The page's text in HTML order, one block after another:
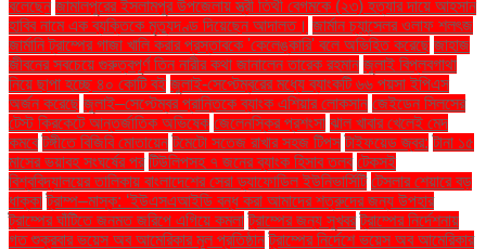
বলেছেন জামালপুরের ইসলামপুর উপজেলায় স্ত্রী তিথী বেগমকে (২৩) হত্যার দায়ে আহসান
হাবিব নামে এক ব্যক্তিকে মৃত্যুদণ্ড দিয়েছেন আদালত। জার্মান চ্যান্সেলর ওলাফ শলৎজ
জার্মানি ট্রাম্পের গাজা খালি করার প্রস্তাবকে 'কেলেঙ্কারি' বলে অভিহিত করেছে জাহাজ
জীবনের সবচেয়ে গুরুত্বপূর্ণ তিন নারীর কথা জানালেন তারেক রহমান জুলাই বিপ্লবগাথা
নিয়ে ছাপা হচ্ছে ৪০ কোটি বই জুলাই-সেপ্টেম্বরের মধ্যে ব্যাংকটি ৬৬ পয়সা ইপিএস
অর্জন করেছে জুলাই–সেপ্টেম্বর প্রান্তিকে ব্যাংক এশিয়ার লোকসান জেইডেন সিলসের
টেস্ট ক্রিকেটে আন্তর্জাতিক অভিষেক জেলেনস্কির প্রশংসা ঝাল খাবার খেলেই মেদ
কমবে টঙ্গীতে বিজিবি মোতায়েন টমেটো সতেজ রাখার সহজ টিপস টাইফয়েড জ্বর: টানা ১৫
মাসের ভয়াবহ সংঘর্ষের পর টিউলিপসহ ৭ জনের ব্যাংক হিসাব তলব টেকসই
বিশ্ববিদ্যালয়ের তালিকায় বাংলাদেশের সেরা ড্যাফোডিল ইউনিভার্সিটি টেসলার শেয়ারে বড়
ধাক্কা ট্রাম্প–মাস্ক: ‘ইউএসএআইডি বন্ধ করা আমাদের শত্রুদের জন্য উপহার
ট্রাম্পের ঘাঁটিতে জনমত জরিপে এগিয়ে কমলা ট্রাম্পের জন্য সুখবর ট্রাম্পের নির্দেশনায়
গত শুক্রবার ভয়েস অব আমেরিকার মূল প্রতিষ্ঠান ট্রাম্পের নির্দেশে ভয়েস অব আমেরিকার